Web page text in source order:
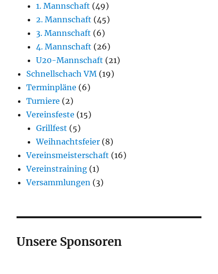
1. Mannschaft (49)
2. Mannschaft (45)
3. Mannschaft (6)
4. Mannschaft (26)
U20-Mannschaft (21)
Schnellschach VM (19)
Terminpläne (6)
Turniere (2)
Vereinsfeste (15)
Grillfest (5)
Weihnachtsfeier (8)
Vereinsmeisterschaft (16)
Vereinstraining (1)
Versammlungen (3)
Unsere Sponsoren